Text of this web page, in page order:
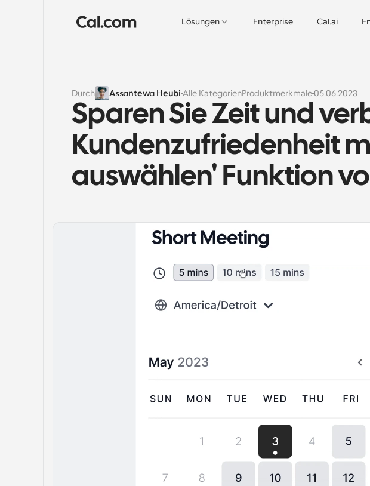
Lösungen Enterprise Cal.ai
Durch Assantewa Heubi Alle KategorienProduktmerkmale 05.06.2023
Sparen Sie Zeit und
Kundenzufriedenheit
auswählen' Funktion